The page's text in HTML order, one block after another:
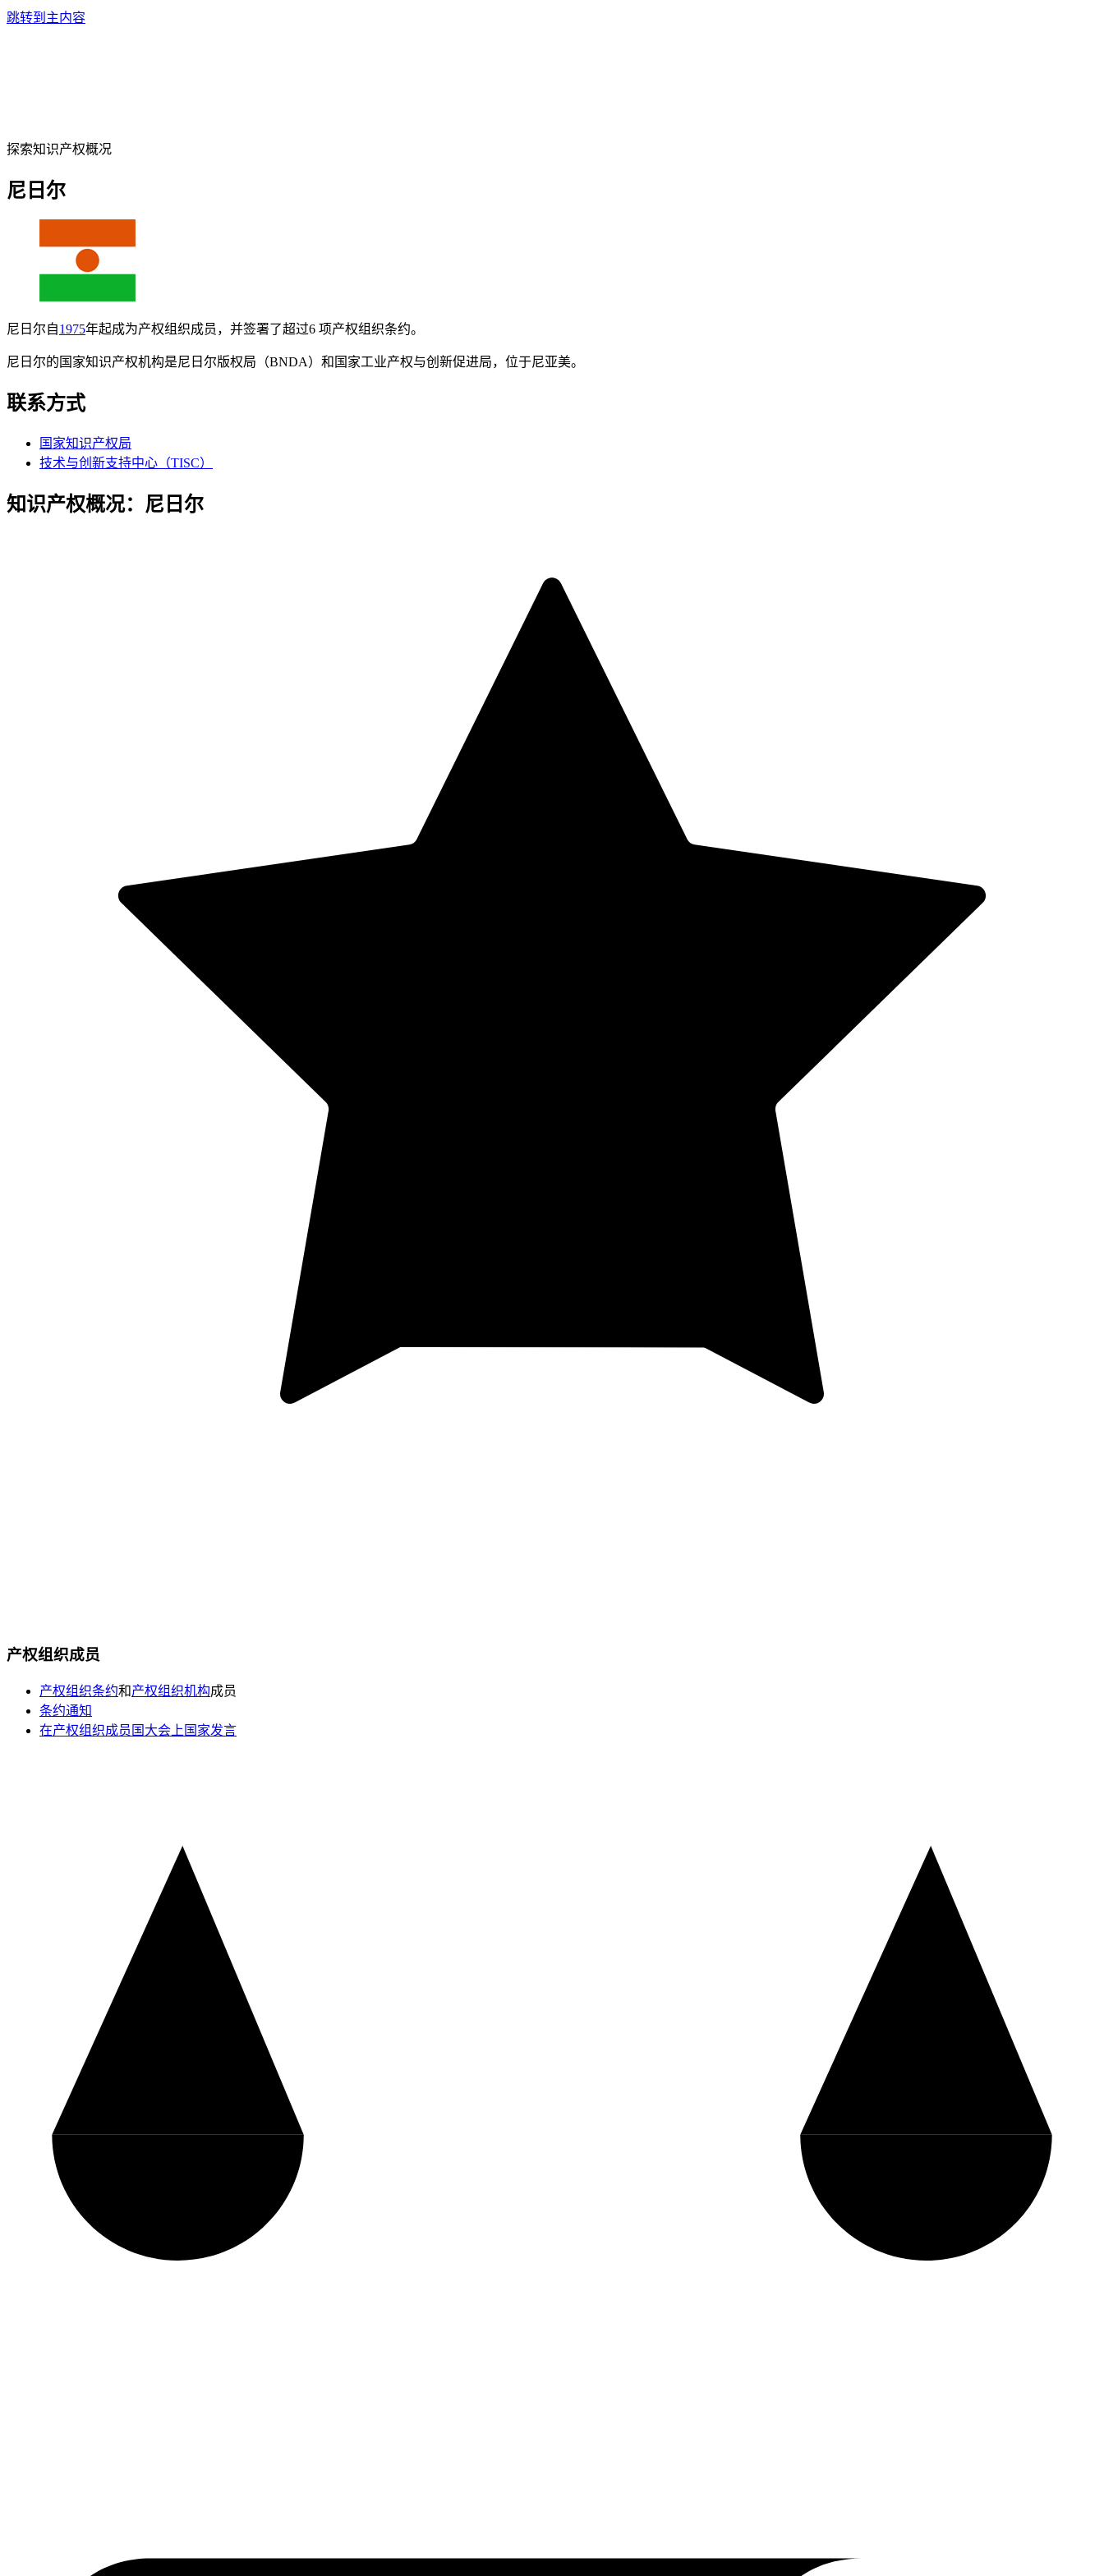
跳转到主内容
探索知识产权概况
尼日尔
尼日尔自1975年起成为产权组织成员，并签署了超过6 项产权组织条约。
尼日尔的国家知识产权机构是尼日尔版权局（BNDA）和国家工业产权与创新促进局，位于尼亚美。
联系方式
国家知识产权局
技术与创新支持中心（TISC）
知识产权概况：尼日尔
产权组织成员
产权组织条约和产权组织机构成员
条约通知
在产权组织成员国大会上国家发言